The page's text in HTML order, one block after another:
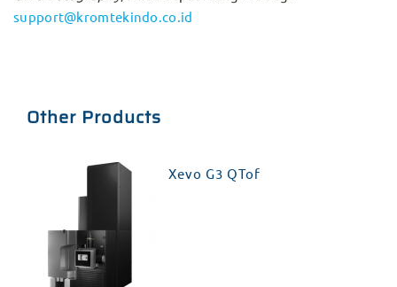
support@kromtekindo.co.id
Other Products
Xevo G3 QTof